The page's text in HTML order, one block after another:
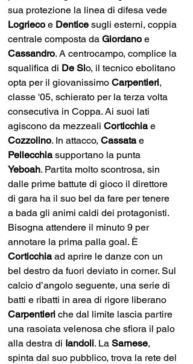
sua protezione la linea di difesa vede
Logrieco e Dentice sugli esterni, coppia
centrale composta da Giordano e
Cassandro. A centrocampo, complice la
squalifica di De Sio, il tecnico ebolitano
opta per il giovanissimo Carpentieri,
classe '05, schierato per la terza volta
consecutiva in Coppa. Ai suoi lati
agiscono da mezzeali Corticchia e
Cozzolino. In attacco, Cassata e
Pellecchia supportano la punta
Yeboah. Partita molto scontrosa, sin
dalle prime battute di gioco il direttore
di gara ha il suo bel da fare per tenere
a bada gli animi caldi dei protagonisti.
Bisogna attendere il minuto 9 per
annotare la prima palla goal. È
Corticchia ad aprire le danze con un
bel destro da fuori deviato in corner. Sul
calcio d’angolo seguente, una serie di
batti e ribatti in area di rigore liberano
Carpentieri che dal limite lascia partire
una rasoiata velenosa che sfiora il palo
alla destra di Iandoli. La Sarnese,
spinta dal suo pubblico, trova la rete del